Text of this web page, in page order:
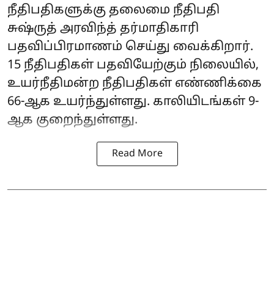
நீதிபதிகளுக்கு தலைமை நீதிபதி
சுஷ்ருத் அரவிந்த் தர்மாதிகாரி
பதவிப்பிரமாணம் செய்து வைக்கிறார்.
15 நீதிபதிகள் பதவியேற்கும் நிலையில்,
உயர்நீதிமன்ற நீதிபதிகள் எண்ணிக்கை
66-ஆக உயர்ந்துள்ளது. காலியிடங்கள் 9-
ஆக குறைந்துள்ளது.
Read More